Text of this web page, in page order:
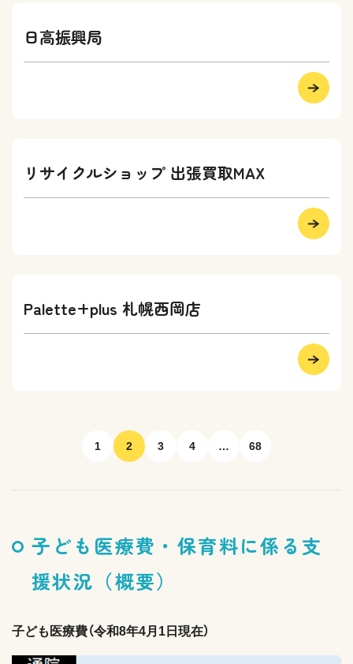
日高振興局
リサイクルショップ 出張買取MAX
Palette+plus 札幌西岡店
1 2 3 4 … 68
子ども医療費・保育料に係る支
援状況（概要）
子ども医療費（令和8年4月1日現在）